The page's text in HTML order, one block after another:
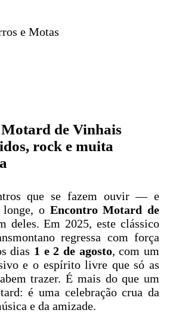
e Motas
de Vinhais
rock e muita
que se fazem ouvir — e
o Encontro Motard de
deles. Em 2025, este clássico
regressa com força
dias 1 e 2 de agosto, com um
e o espírito livre que só as
trazer. É mais do que um
é uma celebração crua da
e da amizade.